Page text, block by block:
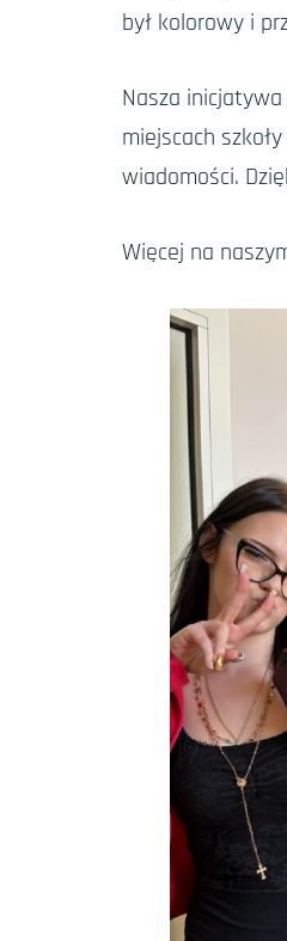
był kolorowy i
Nasza
miejscach
wiadomości.
Więcej na